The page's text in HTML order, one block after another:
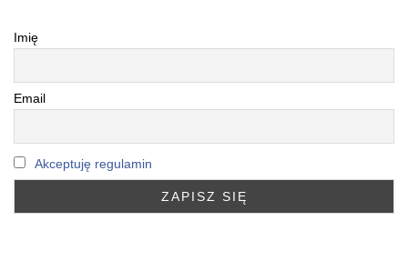
Imię
Email
Akceptuję regulamin